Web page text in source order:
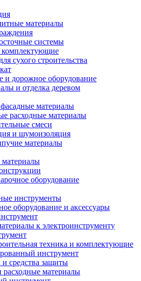
материалы
системы
сухого строительства
и дорожное оборудование
и отделка деревом
материалы
расходные материалы
смеси
и шумоизоляция
материалы
оборудование
инструменты
оборудование и аксессуары
к электроинструменту
техника и комплектующие
инструмент
средства защиты
расходные материалы